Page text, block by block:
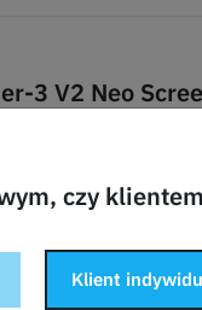
3 V2 Neo
czy
Klient